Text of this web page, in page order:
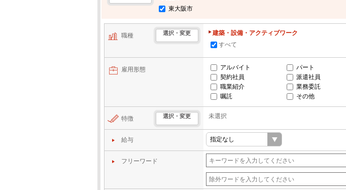
東大阪市
職種 選択・変更
建築・設備・アクティブワーク
すべて
雇用形態 アルバイト パート
契約社員
派遣社員
職業紹介
業務委託
嘱託
その他
特徴 選択・変更 未選択
給与
フリーワード